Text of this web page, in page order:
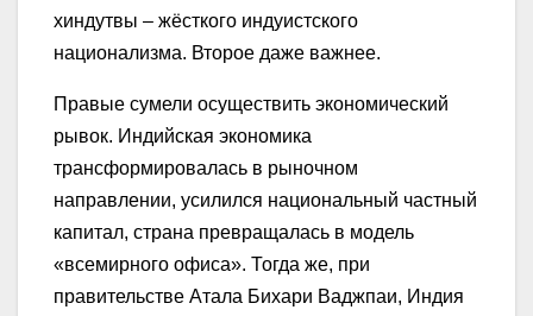
хиндутвы – жёсткого индуистского
национализма. Второе даже важнее.
Правые сумели осуществить экономический
рывок. Индийская экономика
трансформировалась в рыночном
направлении, усилился национальный частный
капитал, страна превращалась в модель
«всемирного офиса». Тогда же, при
правительстве Атала Бихари Ваджпаи, Индия